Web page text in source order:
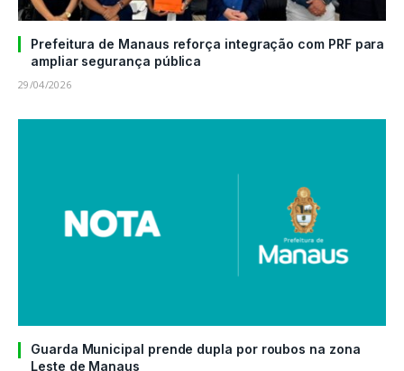
Prefeitura de Manaus reforça integração com PRF para
ampliar segurança pública
29/04/2026
Guarda Municipal prende dupla por roubos na zona
Leste de Manaus